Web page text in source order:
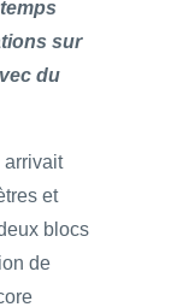
sur
du
arrivait
et
blocs
de